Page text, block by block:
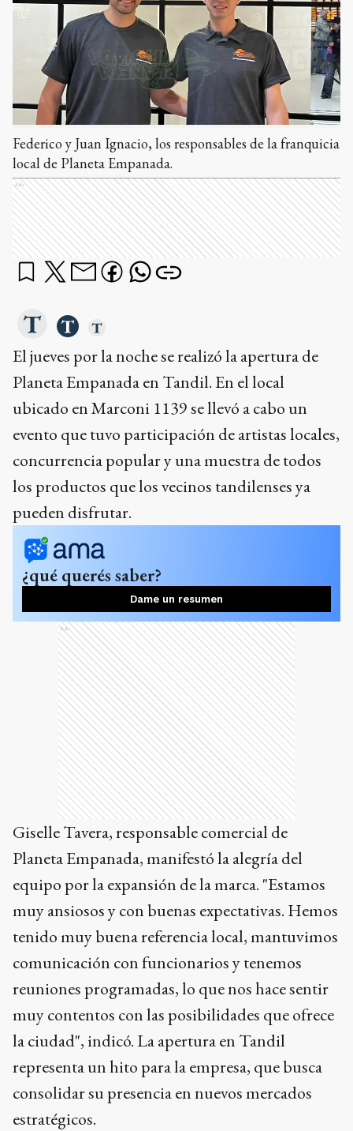
Federico y Juan Ignacio, los responsables de la franquicia
local de Planeta Empanada.
Ads
El jueves por la noche se realizó la apertura de
Planeta Empanada en Tandil. En el local
ubicado en Marconi 1139 se llevó a cabo un
evento que tuvo participación de artistas locales,
concurrencia popular y una muestra de todos
los productos que los vecinos tandilenses ya
pueden disfrutar.
¿qué querés saber?
Dame un resumen
Ads
Giselle Tavera, responsable comercial de
Planeta Empanada, manifestó la alegría del
equipo por la expansión de la marca. "Estamos
muy ansiosos y con buenas expectativas. Hemos
tenido muy buena referencia local, mantuvimos
comunicación con funcionarios y tenemos
reuniones programadas, lo que nos hace sentir
muy contentos con las posibilidades que ofrece
la ciudad", indicó. La apertura en Tandil
representa un hito para la empresa, que busca
consolidar su presencia en nuevos mercados
estratégicos.